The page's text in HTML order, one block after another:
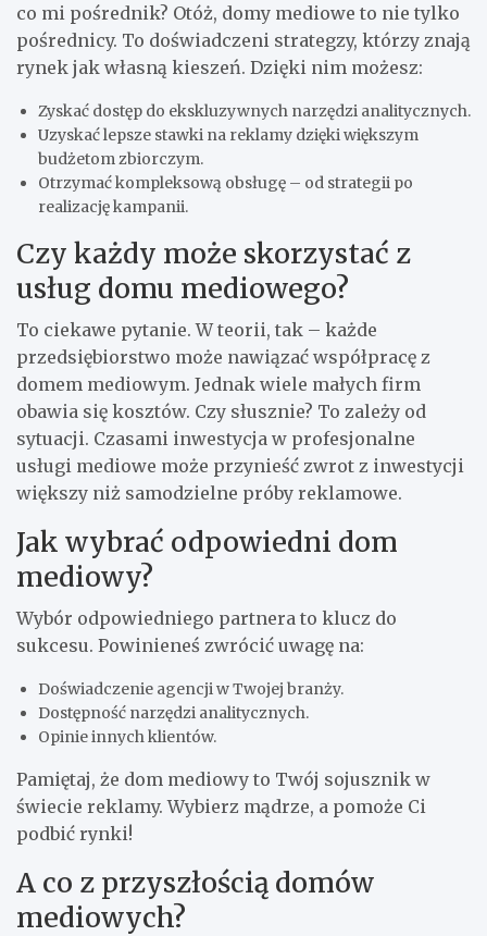
co mi pośrednik? Otóż, domy mediowe to nie tylko
pośrednicy. To doświadczeni strategzy, którzy znają
rynek jak własną kieszeń. Dzięki nim możesz:
Zyskać dostęp do ekskluzywnych narzędzi analitycznych.
Uzyskać lepsze stawki na reklamy dzięki większym
budżetom zbiorczym.
Otrzymać kompleksową obsługę – od strategii po
realizację kampanii.
Czy każdy może skorzystać z
usług domu mediowego?
To ciekawe pytanie. W teorii, tak – każde
przedsiębiorstwo może nawiązać współpracę z
domem mediowym. Jednak wiele małych firm
obawia się kosztów. Czy słusznie? To zależy od
sytuacji. Czasami inwestycja w profesjonalne
usługi mediowe może przynieść zwrot z inwestycji
większy niż samodzielne próby reklamowe.
Jak wybrać odpowiedni dom
mediowy?
Wybór odpowiedniego partnera to klucz do
sukcesu. Powinieneś zwrócić uwagę na:
Doświadczenie agencji w Twojej branży.
Dostępność narzędzi analitycznych.
Opinie innych klientów.
Pamiętaj, że dom mediowy to Twój sojusznik w
świecie reklamy. Wybierz mądrze, a pomoże Ci
podbić rynki!
A co z przyszłością domów
mediowych?